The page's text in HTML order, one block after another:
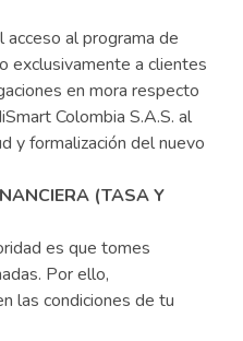
acceso al programa de
exclusivamente a clientes
en mora respecto
Colombia S.A.S. al
y formalización del nuevo
(TASA Y
es que tomes
Por ello,
las condiciones de tu